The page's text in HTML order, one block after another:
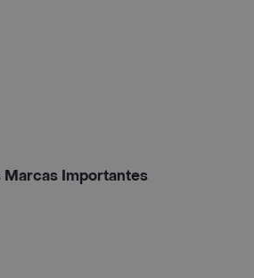
Marcas Importantes